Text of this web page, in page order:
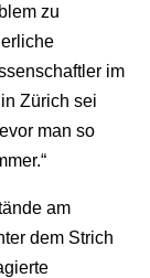
zu
im
Zürich sei
man so
am
dem Strich